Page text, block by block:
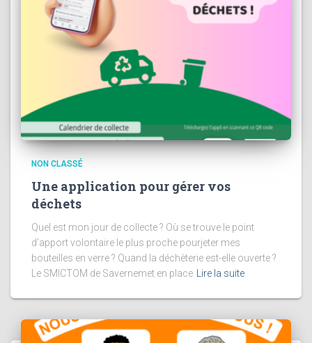
NON CLASSÉ
Une application pour gérer vos
déchets
Quel est mon jour de collecte ? Où se trouve le point
d’apport volontaire le plus proche pourjeter mes
bouteilles en verre ? Quand la déchèterie est-elle ouverte ?
Le SMICTOM de Savernemet en place Lire la suite